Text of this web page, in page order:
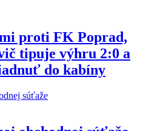
proti FK Poprad,
tipuje výhru 2:0 a
do kabíny